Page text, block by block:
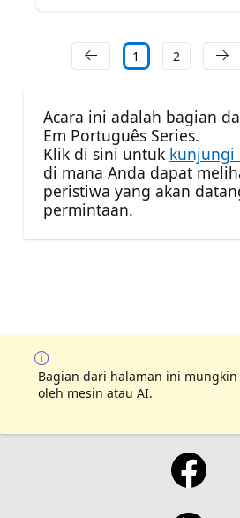
1 2
Acara ini adalah bagian
Em Português Series.
Klik di sini untuk kunjungi
di mana Anda dapat
peristiwa yang akan
permintaan.
Bagian dari halaman ini
oleh mesin atau AI.